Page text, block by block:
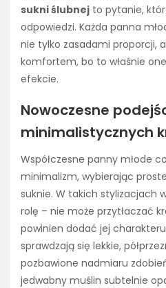
sukni ślubnej to pytanie,
odpowiedzi. Każda panna
nie tylko zasadami proporcji,
komfortem, bo to właśnie
efekcie.
Nowoczesne
minimalistycznych
Współczesne panny młode
minimalizm, wybierając
suknie. W takich stylizacjach
rolę – nie może przytłaczać
powinien dodać jej
sprawdzają się lekkie,
pozbawione nadmiaru
jedwabny muślin subtelnie